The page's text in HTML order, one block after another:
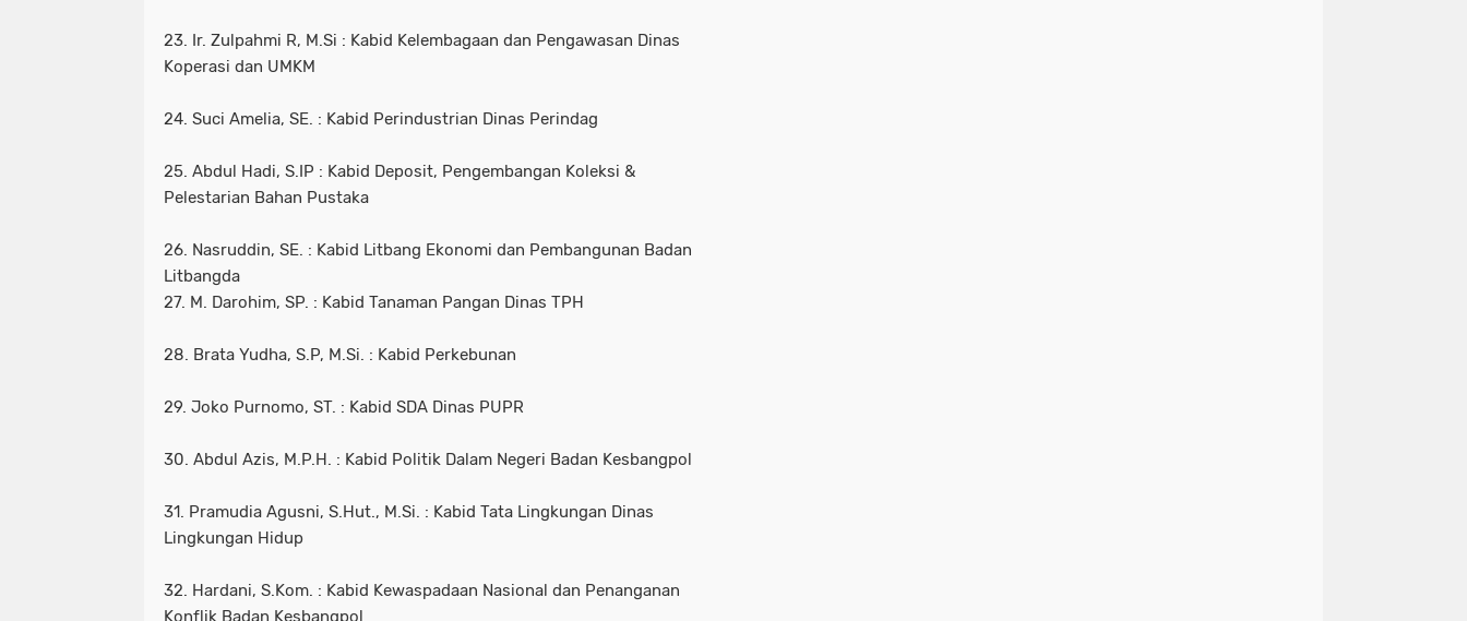
23. Ir. Zulpahmi R, M.Si : Kabid Kelembagaan dan Pengawasan Dinas
Koperasi dan UMKM
24. Suci Amelia, SE. : Kabid Perindustrian Dinas Perindag
25. Abdul Hadi, S.IP : Kabid Deposit, Pengembangan Koleksi &
Pelestarian Bahan Pustaka
26. Nasruddin, SE. : Kabid Litbang Ekonomi dan Pembangunan Badan
Litbangda
27. M. Darohim, SP. : Kabid Tanaman Pangan Dinas TPH
28. Brata Yudha, S.P, M.Si. : Kabid Perkebunan
29. Joko Purnomo, ST. : Kabid SDA Dinas PUPR
30. Abdul Azis, M.P.H. : Kabid Politik Dalam Negeri Badan Kesbangpol
31. Pramudia Agusni, S.Hut., M.Si. : Kabid Tata Lingkungan Dinas
Lingkungan Hidup
32. Hardani, S.Kom. : Kabid Kewaspadaan Nasional dan Penanganan
Konflik Badan Kesbangpol